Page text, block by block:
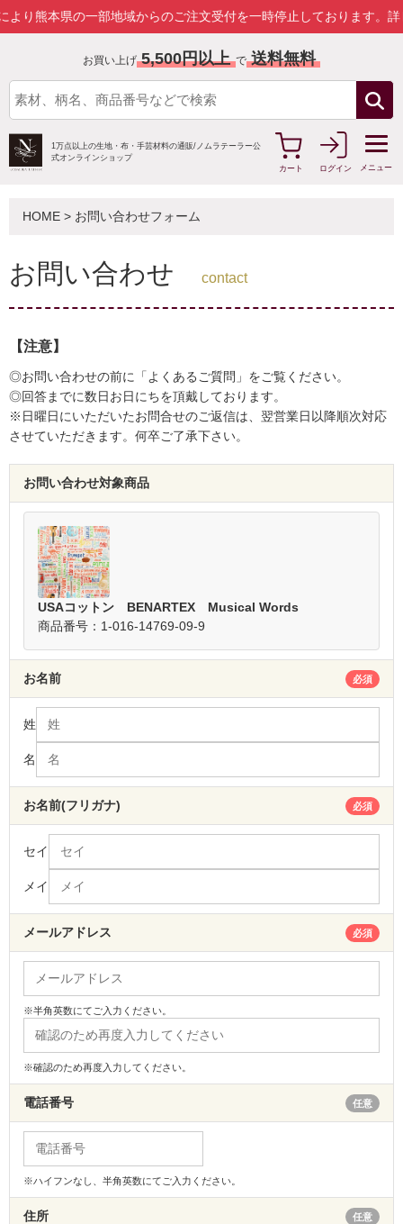
県の一部地域からのご注文受付を一時停止しております。 詳しくは
お買い上げ 5,500円以上 で 送料無料
1万点以上の生地・布・手芸材料の通販/ ノムラテーラー公
式オンラインショップ
カート
ログイン メニュー
HOME > お問い合わせフォーム
お問い合わせ contact
【注意】
◎お問い合わせの前に「よくあるご質問」をご覧ください。
◎回答までに数日お日にちを頂戴しております。
※日曜日にいただいたお問合せのご返信は、翌営業日以降順次対応
させていただきます。何卒ご了承下さい。
お問い合わせ対象商品
USAコットン BENARTEX Musical Words
商品番号：1-016-14769-09-9
お名前 必須
姓
名
お名前(フリガナ) 必須
セイ
メイ
メールアドレス 必須
※半角英数にてご入力ください。
※確認のため再度入力してください。
電話番号 任意
※ハイフンなし、半角英数にてご入力ください。
住所 任意